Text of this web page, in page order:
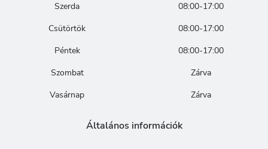
Szerda
08:00-17:00
Csütörtök
08:00-17:00
Péntek
08:00-17:00
Szombat
Zárva
Vasárnap
Zárva
Általános információk